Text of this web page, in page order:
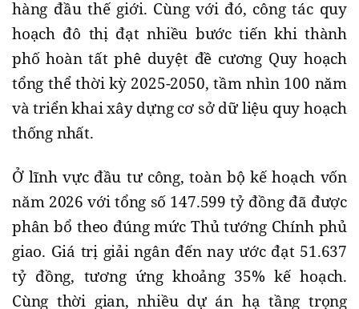
hàng đầu thế giới. Cùng với đó, công tác quy
hoạch đô thị đạt nhiều bước tiến khi thành
phố hoàn tất phê duyệt đề cương Quy hoạch
tổng thể thời kỳ 2025-2050, tầm nhìn 100 năm
và triển khai xây dựng cơ sở dữ liệu quy hoạch
thống nhất.
Ở lĩnh vực đầu tư công, toàn bộ kế hoạch vốn
năm 2026 với tổng số 147.599 tỷ đồng đã được
phân bổ theo đúng mức Thủ tướng Chính phủ
giao. Giá trị giải ngân đến nay ước đạt 51.637
tỷ đồng, tương ứng khoảng 35% kế hoạch.
Cùng thời gian, nhiều dự án hạ tầng trọng